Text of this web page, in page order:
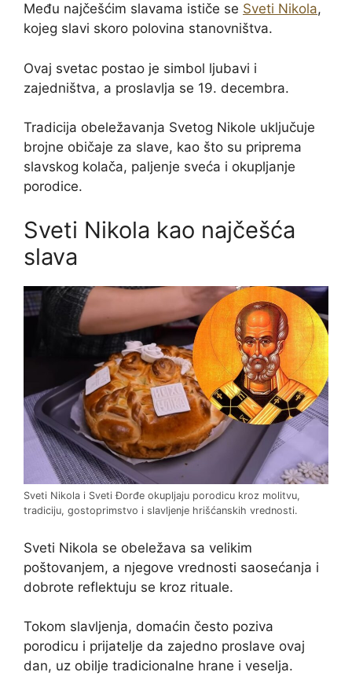
Među najčešćim slavama ističe se Sveti Nikola,
kojeg slavi skoro polovina stanovništva.
Ovaj svetac postao je simbol ljubavi i
zajedništva, a proslavlja se 19. decembra.
Tradicija obeležavanja Svetog Nikole uključuje
brojne običaje za slave, kao što su priprema
slavskog kolača, paljenje sveća i okupljanje
porodice.
Sveti Nikola kao najčešća
slava
Sveti Nikola i Sveti Đorđe okupljaju porodicu kroz molitvu,
tradiciju, gostoprimstvo i slavljenje hrišćanskih vrednosti.
Sveti Nikola se obeležava sa velikim
poštovanjem, a njegove vrednosti saosećanja i
dobrote reflektuju se kroz rituale.
Tokom slavljenja, domaćin često poziva
porodicu i prijatelje da zajedno proslave ovaj
dan, uz obilje tradicionalne hrane i veselja.